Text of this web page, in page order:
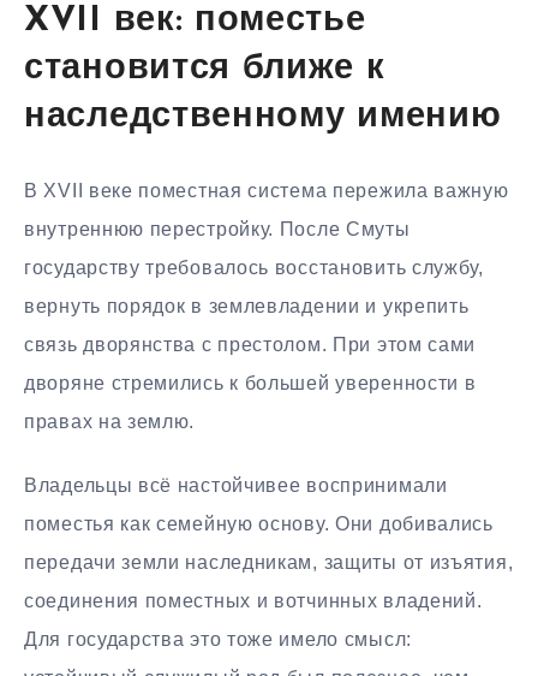
XVII век: поместье
становится ближе к
наследственному имению
В XVII веке поместная система пережила важную
внутреннюю перестройку. После Смуты
государству требовалось восстановить службу,
вернуть порядок в землевладении и укрепить
связь дворянства с престолом. При этом сами
дворяне стремились к большей уверенности в
правах на землю.
Владельцы всё настойчивее воспринимали
поместья как семейную основу. Они добивались
передачи земли наследникам, защиты от изъятия,
соединения поместных и вотчинных владений.
Для государства это тоже имело смысл: